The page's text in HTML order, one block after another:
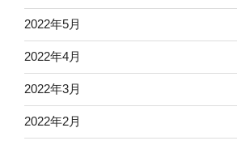
2022年5月
2022年4月
2022年3月
2022年2月